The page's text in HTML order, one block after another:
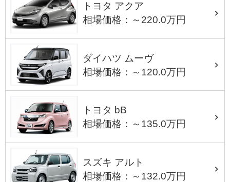
トヨタ アクア
相場価格：～220.0万円
ダイハツ ムーヴ
相場価格：～120.0万円
トヨタ bB
相場価格：～135.0万円
スズキ アルト
相場価格：～132.0万円